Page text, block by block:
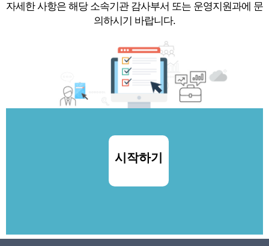
자세한 사항은 해당 소속기관 감사부서 또는 운영지원과에 문
의하시기 바랍니다.
시작하기